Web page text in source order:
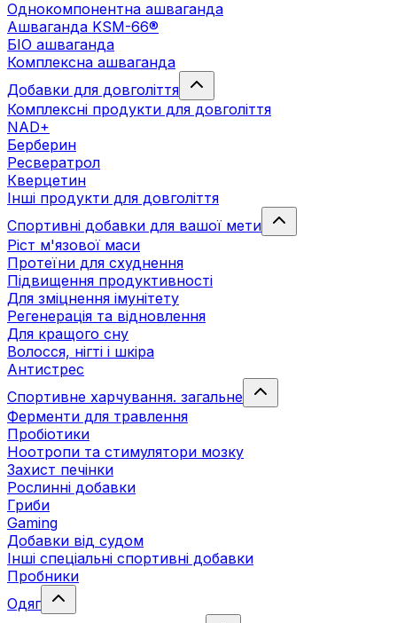
Однокомпонентна ашваганда
Ашваганда KSM-66®
БІО ашваганда
Комплексна ашваганда
Добавки для довголіття
Комплексні продукти для довголіття
NAD+
Берберин
Ресвератрол
Кверцетин
Інші продукти для довголіття
Спортивні добавки для вашої мети
Ріст м'язової маси
Протеїни для схуднення
Підвищення продуктивності
Для зміцнення імунітету
Регенерація та відновлення
Для кращого сну
Волосся, нігті і шкіра
Антистрес
Спортивне харчування. загальне
Ферменти для травлення
Пробіотики
Ноотропи та стимулятори мозку
Захист печінки
Рослинні добавки
Гриби
Gaming
Добавки від судом
Інші спеціальні спортивні добавки
Пробники
Одяг